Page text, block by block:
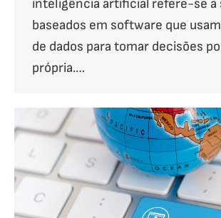
inteligência artificial refere-se a
baseados em software que
de dados para tomar decisões
própria.…